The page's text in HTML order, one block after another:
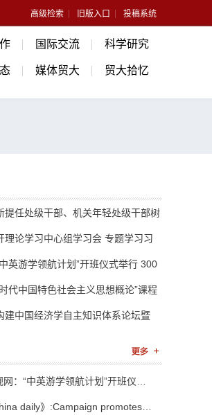
高级检索 旧版入口 投稿系统
国际交流 科学研究
媒体贸大 贸大拾忆
提任处级干部、机关年轻处级干部树
政绩观专题培训班
理论学习中心组学习会 专题学习习
于推动哲学社会科学高质量发展的重
英游学领航计划”开班仪式举行 300
启“游学中国”旅程
代中国特色社会主义思想概论”课程
讲堂”第九讲开讲
建中国经济学自主知识体系论坛暨
济学》教学研讨会